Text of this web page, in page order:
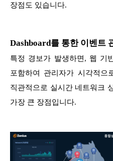
장점도 있습니다.
Dashboard를 통한 이벤트
특정 경보가 발생하면, 웹 기
포함하여 관리자가 시각적
직관적으로 실시간 네트워크
가장 큰 장점입니다.